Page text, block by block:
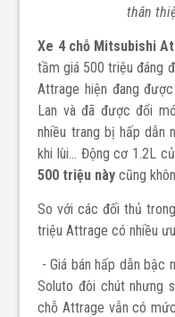
thân
Xe 4 chỗ Mitsubishi
tầm giá 500 triệu đáng
Attrage hiện đang
Lan và đã được đổi
nhiều trang bị hấp dẫn
khi lùi… Động cơ 1.2L
500 triệu này cũng
So với các đối thủ
triệu Attrage có nhiều
- Giá bán hấp dẫn bậc
Soluto đôi chút nhưng
chỗ Attrage vẫn có